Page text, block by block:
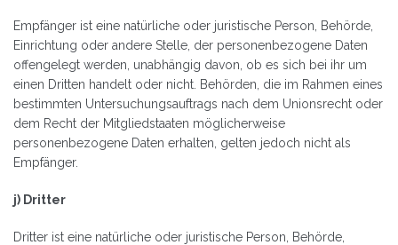
Empfänger ist eine natürliche oder juristische Person, Behörde,
Einrichtung oder andere Stelle, der personenbezogene Daten
offengelegt werden, unabhängig davon, ob es sich bei ihr um
einen Dritten handelt oder nicht. Behörden, die im Rahmen eines
bestimmten Untersuchungsauftrags nach dem Unionsrecht oder
dem Recht der Mitgliedstaaten möglicherweise
personenbezogene Daten erhalten, gelten jedoch nicht als
Empfänger.
j) Dritter
Dritter ist eine natürliche oder juristische Person, Behörde,